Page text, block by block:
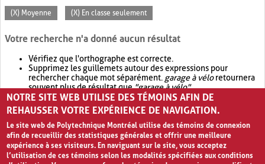
(X) Moyenne (X) En classe seulement
Votre recherche n'a donné aucun résultat
Vérifiez que l'orthographe est correcte.
Supprimez les guillemets autour des expressions pour
rechercher chaque mot séparément. garage à véloretournera
souvent plus de résultat que"garage à vélo".
Envisagez d'élargir votre recherche avec OR.garage OR vélo
retournera souvent plus de résultat quegarage à vélo
NOTRE SITE WEB UTILISE DES TÉMOINS AFIN DE
REHAUSSER VOTRE EXPÉRIENCE DE NAVIGATION.
Le site web de Polytechnique Montréal utilise des témoins de connexion
afin de recueillir des statistiques générales et offrir une meilleure
expérience à ses visiteurs. En naviguant sur le site, vous acceptez
l’utilisation de ces témoins selon les modalités spécifiées aux conditions